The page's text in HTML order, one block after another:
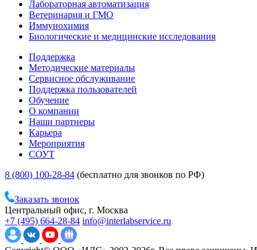
Лабораторная автоматизация
Ветеринария и ГМО
Иммунохимия
Биологические и медицинские исследования
Поддержка
Методические материалы
Сервисное обслуживание
Поддержка пользователей
Обучение
О компании
Наши партнеры
Карьера
Мероприятия
СОУТ
8 (800) 100-28-84 (бесплатно для звонков по РФ)
Заказать звонок
Центральный офис, г. Москва
+7 (495) 664-28-84 info@interlabservice.ru